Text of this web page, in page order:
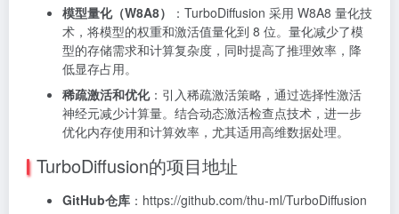
模型量化（W8A8）
：TurboDiffusion 采用 W8A8 量化技
术，将模型的权重和激活值量化到 8 位。量化减少了模
型的存储需求和计算复杂度，同时提高了推理效率，降
低显存占用。
稀疏激活和优化：引入稀疏激活策略，通过选择性激活
神经元减少计算量。结合动态激活检查点技术，进一步
优化内存使用和计算效率，尤其适用高维数据处理。
TurboDiffusion的项目地址
GitHub仓库 ：https://github.com/thu-ml/TurboDiffusion